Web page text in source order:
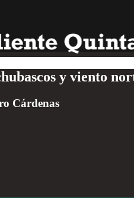
y viento
Cárdenas